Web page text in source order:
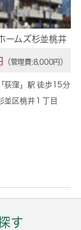
ームズ杉並桃井
（管理費:8,000円）
荻窪 」駅 徒歩15分
並区桃井１丁目
す